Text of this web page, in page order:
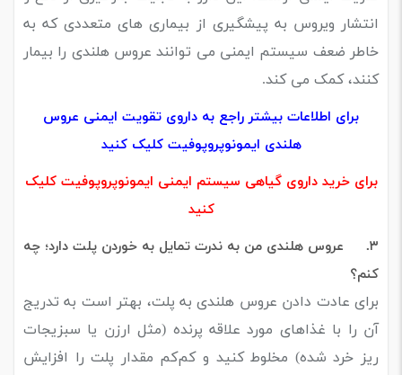
انتشار ویروس به پیشگیری از بیماری های متعددی که به
خاطر ضعف سیستم ایمنی می توانند عروس هلندی را بیمار
کنند، کمک می کند.
برای اطلاعات بیشتر راجع به داروی تقویت ایمنی عروس
هلندی ایمونوپروپوفیت کلیک کنید
برای خرید داروی گیاهی سیستم ایمنی ایمونوپروپوفیت کلیک
کنید
۳.
عروس هلندی من به ندرت تمایل به خوردن پلت دارد؛ چه
کنم؟
برای عادت دادن عروس هلندی به پلت، بهتر است به تدریج
آن را با غذاهای مورد علاقه پرنده (مثل ارزن یا سبزیجات
ریز خرد شده) مخلوط کنید و کم‌کم مقدار پلت را افزایش